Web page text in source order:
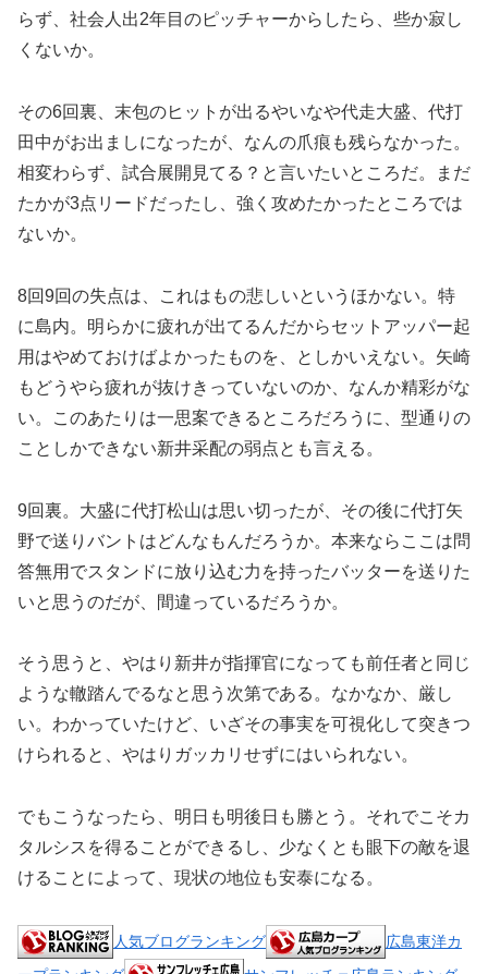
らず、社会人出2年目のピッチャーからしたら、些か寂し
くないか。
その6回裏、末包のヒットが出るやいなや代走大盛、代打
田中がお出ましになったが、なんの爪痕も残らなかった。
相変わらず、試合展開見てる？と言いたいところだ。まだ
たかが3点リードだったし、強く攻めたかったところでは
ないか。
8回9回の失点は、これはもの悲しいというほかない。特
に島内。明らかに疲れが出てるんだからセットアッパー起
用はやめておけばよかったものを、としかいえない。矢崎
もどうやら疲れが抜けきっていないのか、なんか精彩がな
い。このあたりは一思案できるところだろうに、型通りの
ことしかできない新井采配の弱点とも言える。
9回裏。大盛に代打松山は思い切ったが、その後に代打矢
野で送りバントはどんなもんだろうか。本来ならここは問
答無用でスタンドに放り込む力を持ったバッターを送りた
いと思うのだが、間違っているだろうか。
そう思うと、やはり新井が指揮官になっても前任者と同じ
ような轍踏んでるなと思う次第である。なかなか、厳し
い。わかっていたけど、いざその事実を可視化して突きつ
けられると、やはりガッカリせずにはいられない。
でもこうなったら、明日も明後日も勝とう。それでこそカ
タルシスを得ることができるし、少なくとも眼下の敵を退
けることによって、現状の地位も安泰になる。
人気ブログランキング
広島東洋カ